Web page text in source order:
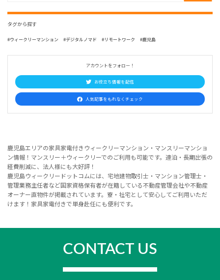
タグから探す
ウィークリーマンション デジタルノマド リモートワーク 鹿児島
アカウントをフォロー！
お役立ち情報を配信
人気記事をもれなくチェック
鹿児島エリアの家具家電付きウィークリーマンション・マンスリーマンショ
ン情報！マンスリー＋ウィークリーでのご利用も可能です。連泊・長期出張の
経費削減に、法人様にも大好評！
鹿児島ウィークリードットコムには、宅地建物取引士・マンション管理士・
管理業務主任者など国家資格保有者が在籍している不動産管理会社や不動産
オーナー直物件が掲載されています。寮・社宅として安心してご利用いただ
けます！家具家電付きで単身赴任にも便利です。
CONTACT US